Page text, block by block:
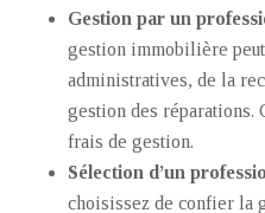
Gestion par un
gestion immobilière
administratives, de la
gestion des réparations.
frais de gestion.
Sélection d’un
choisissez de confier la